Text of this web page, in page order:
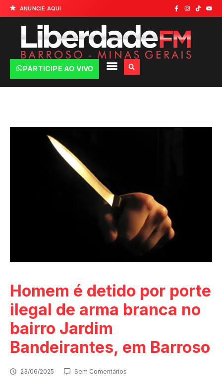
ANÚNCIE AQUI
PARTICIPE AO VIVO
Homem é detido por porte
ilegal de arma branca no
bairro Jardim
Bandeirantes, em Barroso
23/06/2025 Sem Comentários